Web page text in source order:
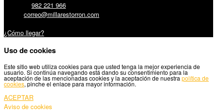
982 221 966
correo@millarestorron.com
¿Cómo llegar?
Uso de cookies
Este sitio web utiliza cookies para que usted tenga la mejor experiencia de
usuario. Si continúa navegando está dando su consentimiento para la
aceptación de las mencionadas cookies y la aceptación de nuestra política de
cookies, pinche el enlace para mayor información.
ACEPTAR
Aviso de cookies